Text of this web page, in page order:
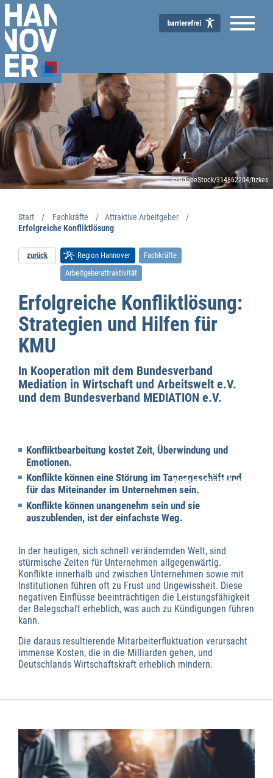
Wirtschaftsförderung
© AdobeStock/314862204/fizkes
Start Fachkräfte
Attraktive Arbeitgeber
Erfolgreiche Konfliktlösung
zurück Region Hannover
Fachkräfte
Arbeitgeberattraktivität
Erfolgreiche Konfliktlösung:
Strategien und Hilfen für
KMU
In Kooperation mit dem Bundesverband
Mediation in Wirtschaft und Arbeitswelt e.V.
und dem Bundesverband MEDIATION e.V.
Konfliktbearbeitung kostet Zeit, Überwindung und
Emotionen.
Konflikte können eine Störung im Tagesgeschäft und
für das Miteinander im Unternehmen sein.
Konflikte können unangenehm sein und sie
auszublenden, ist der einfachste Weg.
In der heutigen, sich schnell verändernden Welt, sind
stürmische Zeiten für Unternehmen allgegenwärtig.
Konflikte innerhalb und zwischen Unternehmen sowie mit
Institutionen führen oft zu Frust und Ungewissheit. Diese
negativen Einflüsse beeinträchtigen die Leistungsfähigkeit
der Belegschaft erheblich, was auch zu Kündigungen führen
kann.
Die daraus resultierende Mitarbeiterfluktuation verursacht
immense Kosten, die in die Milliarden gehen, und
Deutschlands Wirtschaftskraft erheblich mindern.